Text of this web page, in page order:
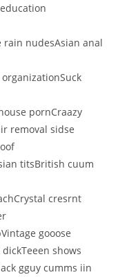
rain nudesAsian anal
pornCraazy
removal sidse
titsBritish cuum
cresrnt
gooose
shows
gguy cumms iin